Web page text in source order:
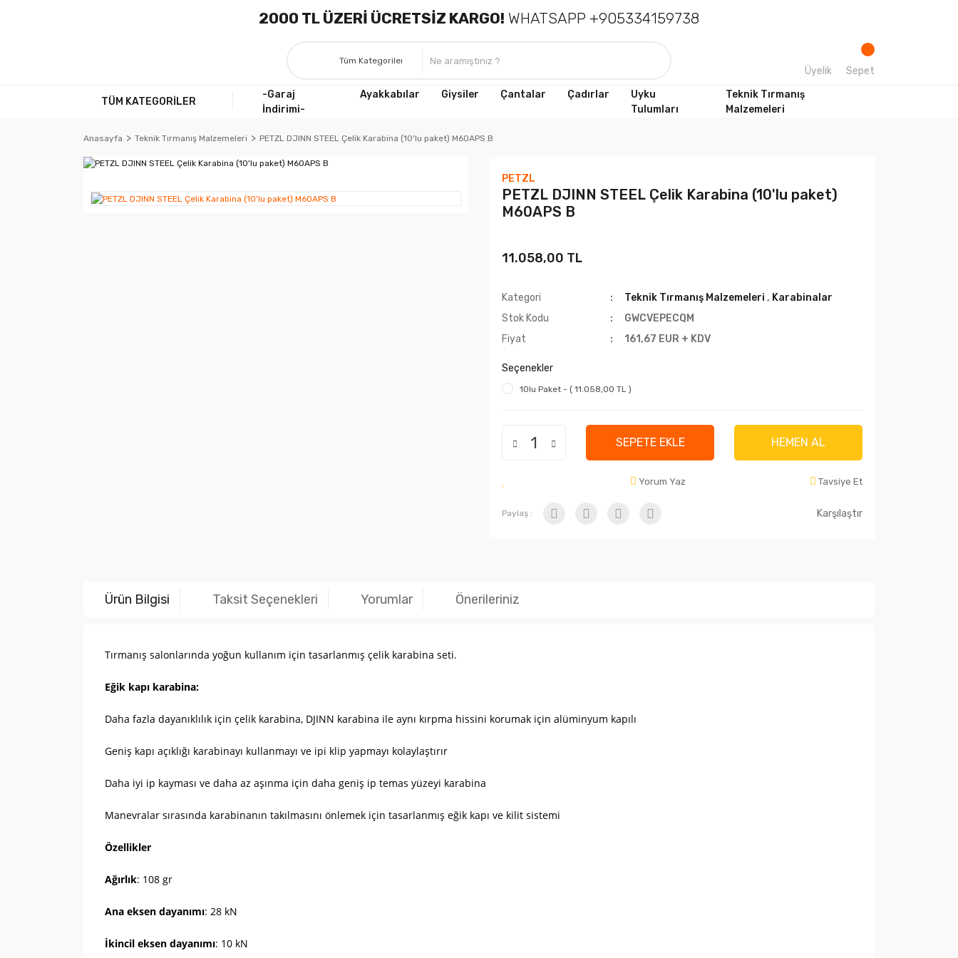
2000 TL ÜZERİ ÜCRETSİZ KARGO! WHATSAPP +905334159738
Üyelik Sepet
TÜM KATEGORİLER
-Garaj
İndirimi-
Ayakkabılar Giysiler Çantalar Çadırlar
Uyku
Tulumları
Teknik Tırmanış
Malzemeleri
Anasayfa Teknik Tırmanış Malzemeleri PETZL DJINN STEEL Çelik Karabina (10'lu paket) M60APS B
PETZL
PETZL DJINN STEEL Çelik Karabina (10'lu paket)
M60APS B
11.058,00 TL
Kategori Teknik Tırmanış Malzemeleri , Karabinalar
Stok Kodu
GWCVEPECQM
Fiyat
161,67 EUR + KDV
Seçenekler
10lu Paket - ( 11.058,00 TL )
SEPETE EKLE HEMEN AL
Yorum Yaz Tavsiye Et
Paylaş : Karşılaştır
Ürün Bilgisi Taksit Seçenekleri Yorumlar Önerileriniz
Tırmanış salonlarında yoğun kullanım için tasarlanmış çelik karabina seti.
Eğik kapı karabina:
Daha fazla dayanıklılık için çelik karabina, DJINN karabina ile aynı kırpma hissini korumak için alüminyum kapılı
Geniş kapı açıklığı karabinayı kullanmayı ve ipi klip yapmayı kolaylaştırır
Daha iyi ip kayması ve daha az aşınma için daha geniş ip temas yüzeyi karabina
Manevralar sırasında karabinanın takılmasını önlemek için tasarlanmış eğik kapı ve kilit sistemi
Özellikler
Ağırlık: 108 gr
Ana eksen dayanımı: 28 kN
İkincil eksen dayanımı: 10 kN